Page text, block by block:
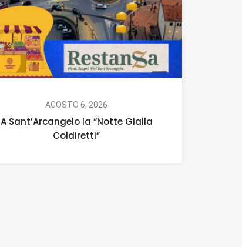
AGOSTO 6, 2026
A Sant’Arcangelo la “Notte Gialla
Coldiretti”